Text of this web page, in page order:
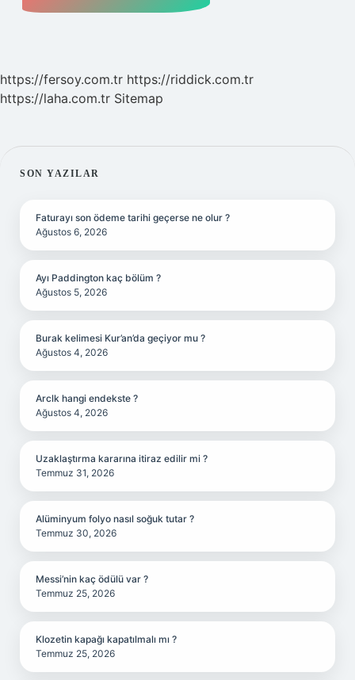
https://fersoy.com.tr https://riddick.com.tr
https://laha.com.tr Sitemap
SIDEBAR
SON YAZILAR
Faturayı son ödeme tarihi geçerse ne olur ?
Ağustos 6, 2026
Ayı Paddington kaç bölüm ?
Ağustos 5, 2026
Burak kelimesi Kur’an’da geçiyor mu ?
Ağustos 4, 2026
Arclk hangi endekste ?
Ağustos 4, 2026
Uzaklaştırma kararına itiraz edilir mi ?
Temmuz 31, 2026
Alüminyum folyo nasıl soğuk tutar ?
Temmuz 30, 2026
Messi’nin kaç ödülü var ?
Temmuz 25, 2026
Klozetin kapağı kapatılmalı mı ?
Temmuz 25, 2026